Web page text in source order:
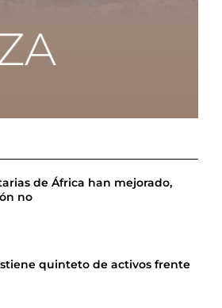
de África han mejorado,
no
quinteto de activos frente